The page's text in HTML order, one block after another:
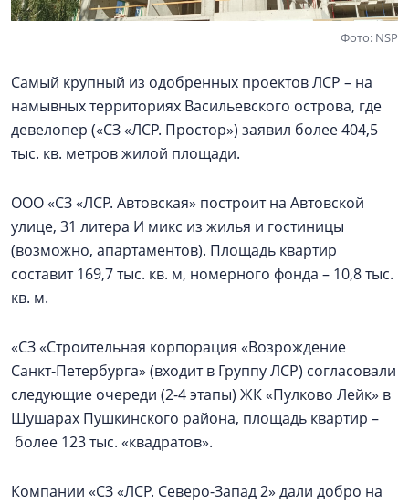
Фото: NSP
Самый крупный из одобренных проектов ЛСР – на
намывных территориях Васильевского острова, где
девелопер («СЗ «ЛСР. Простор») заявил более 404,5
тыс. кв. метров жилой площади.
ООО «СЗ «ЛСР. Автовская» построит на Автовской
улице, 31 литера И микс из жилья и гостиницы
(возможно, апартаментов). Площадь квартир
составит 169,7 тыс. кв. м, номерного фонда – 10,8 тыс.
кв. м.
«СЗ «Строительная корпорация «Возрождение
Санкт‑Петербурга» (входит в Группу ЛСР) согласовали
следующие очереди (2-4 этапы) ЖК «Пулково Лейк» в
Шушарах Пушкинского района, площадь квартир –
более 123 тыс. «квадратов».
Компании «СЗ «ЛСР. Северо-Запад 2» дали добро на